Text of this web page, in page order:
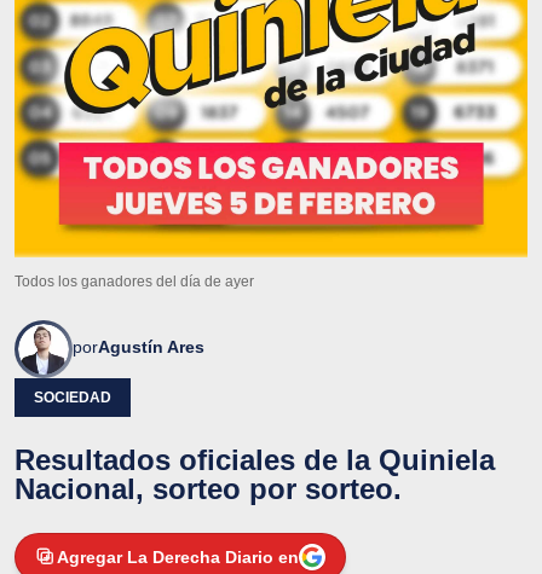
Todos los ganadores del día de ayer
porAgustín Ares
SOCIEDAD
Resultados oficiales de la Quiniela
Nacional, sorteo por sorteo.
Agregar La Derecha Diario en